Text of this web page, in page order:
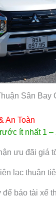
Sân Bay
An Toàn
ít nhất 1 –
ưu đãi giá
lạc thuận
để báo tài xế